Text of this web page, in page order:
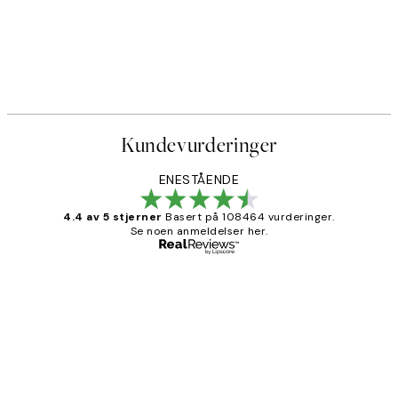
Kundevurderinger
ENESTÅENDE
4.4 av 5 stjerner Basert på 108464 vurderinger.
Se noen anmeldelser her.